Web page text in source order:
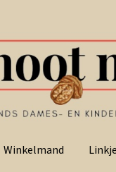
Winkelmand